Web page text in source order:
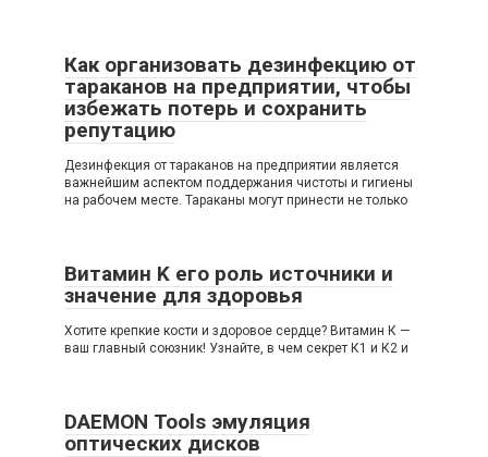
Как организовать дезинфекцию от
тараканов на предприятии, чтобы
избежать потерь и сохранить
репутацию
Дезинфекция от тараканов на предприятии является
важнейшим аспектом поддержания чистоты и гигиены
на рабочем месте. Тараканы могут принести не только
Витамин K его роль источники и
значение для здоровья
Хотите крепкие кости и здоровое сердце? Витамин К —
ваш главный союзник! Узнайте, в чем секрет К1 и К2 и
DAEMON Tools эмуляция
оптических дисков